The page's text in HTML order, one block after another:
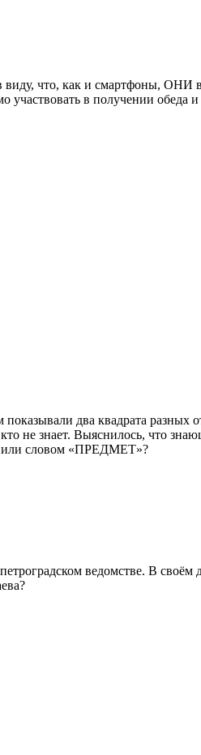
что, как и смартфоны, ОНИ
участвовать в получении обеда
два квадрата разных
не знает. Выяснилось, что
словом «ПРЕДМЕТ»?
ведомстве. В